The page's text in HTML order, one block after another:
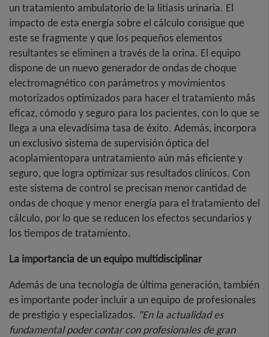
un tratamiento ambulatorio de la litiasis urinaria. El
impacto de esta energía sobre el cálculo consigue que
este se fragmente y que los pequeños elementos
resultantes se eliminen a través de la orina. El equipo
dispone de un nuevo generador de ondas de choque
electromagnético con parámetros y movimientos
motorizados optimizados para hacer el tratamiento más
eficaz, cómodo y seguro para los pacientes, con lo que se
llega a una elevadísima tasa de éxito. Además, incorpora
un exclusivo sistema de supervisión óptica del
acoplamientopara untratamiento aún más eficiente y
seguro, que logra optimizar sus resultados clínicos. Con
este sistema de control se precisan menor cantidad de
ondas de choque y menor energía para el tratamiento del
cálculo, por lo que se reducen los efectos secundarios y
los tiempos de tratamiento.
La importancia de un equipo multidisciplinar
Además de una tecnología de última generación, también
es importante poder incluir a un equipo de profesionales
de prestigio y especializados. "En la actualidad es
fundamental poder contar con profesionales de gran